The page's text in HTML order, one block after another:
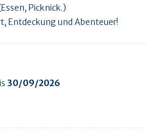
Picknick.)
Entdeckung und Abenteuer!
30/09/2026